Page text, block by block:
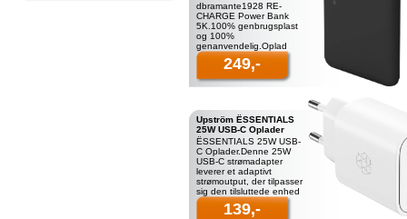
dbramante1928 RE-
CHARGE Power Bank
5K.100% genbrugsplast
og 100%
genanvendelig.Oplad
dine enheder på farten
med dbramante1928
Powerbank 5K, der er
fremstillet af 100
249,-
Upström ËSSENTIALS
25W USB-C Oplader
ËSSENTIALS 25W USB-
C Oplader.Denne 25W
USB-C strømadapter
leverer et adaptivt
strømoutput, der tilpasser
sig den tilsluttede enhed
såsom din smartphone,
hovedtelefoner eller
139,-